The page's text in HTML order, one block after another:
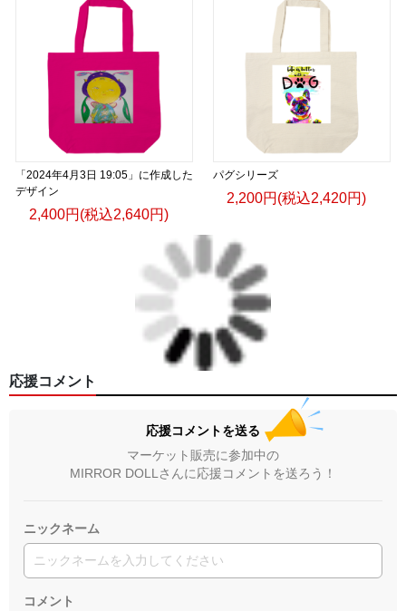
「2024年4月3日 19:05」に作成した
デザイン
2,400円(税込2,640円)
パグシリーズ
2,200円(税込2,420円)
応援コメント
応援コメントを送る
マーケット販売に参加中の
MIRROR DOLLさんに応援コメントを送ろう！
ニックネーム
コメント